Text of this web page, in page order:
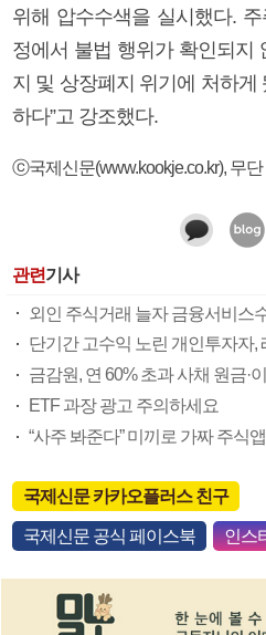
위해 압수수색을 실시했다.
정에서 불법 행위가 확인되지
지 및 상장폐지 위기에 처하게
하다”고 강조했다.
ⓒ국제신문(www.kookje.co.kr), 무
관련기사
외인 주식거래 늘자 금융서비스
금감원, 연 60% 초과 사채 원금·
ETF 과장 광고 주의하세요
“사주 봐준다” 미끼로 가짜 주식
국제신문 카카오플러스 친구
국제신문 공식 페이스북 인스